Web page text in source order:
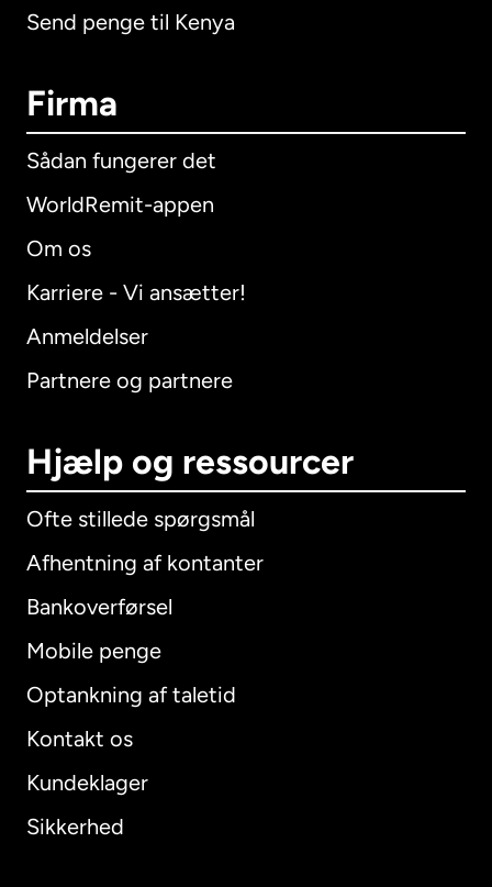
Send penge til Kenya
Firma
Sådan fungerer det
WorldRemit-appen
Om os
Karriere - Vi ansætter!
Anmeldelser
Partnere og partnere
Hjælp og ressourcer
Ofte stillede spørgsmål
Afhentning af kontanter
Bankoverførsel
Mobile penge
Optankning af taletid
Kontakt os
Kundeklager
Sikkerhed